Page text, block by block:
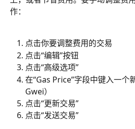
作：
点击你要调整费用的交易
点击“编辑”按钮
点击“高级选项”
在“Gas Price”字段中键入一个
Gwei）
点击“更新交易”
点击“发送交易”